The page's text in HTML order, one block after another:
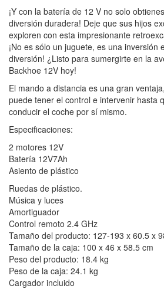
¡Y con la batería de 12 V no solo
diversión duradera! Deje que sus hijos
exploren con esta impresionante
¡No es sólo un juguete, es una inversión
diversión! ¿Listo para sumergirte en la
Backhoe 12V hoy!
El mando a distancia es una gran
puede tener el control e intervenir hasta
conducir el coche por sí mismo.
Especificaciones:
2 motores 12V
Batería 12V7Ah
Asiento de plástico
Ruedas de plástico.
Música y luces
Amortiguador
Control remoto 2.4 GHz
Tamaño del producto: 127-193 x 60.5 x
Tamaño de la caja: 100 x 46 x 58.5 cm
Peso del producto: 18.4 kg
Peso de la caja: 24.1 kg
Cargador incluido